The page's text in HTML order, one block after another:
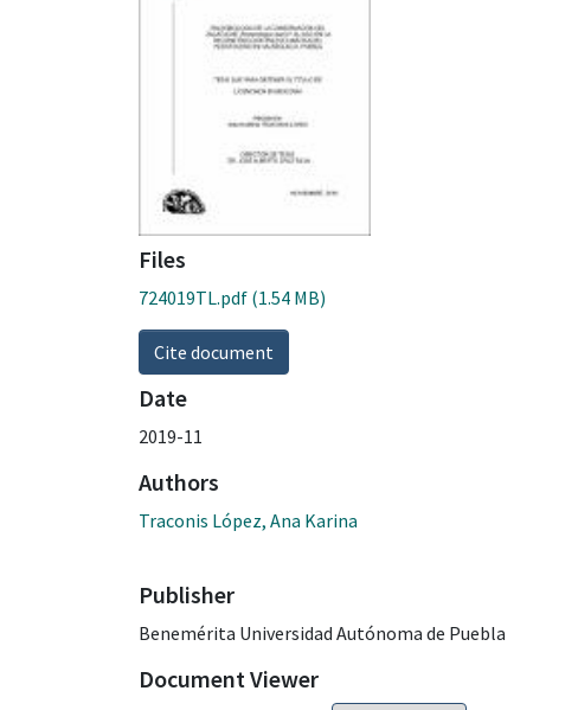
Files
724019TL.pdf (1.54 MB)
Cite document
Date
2019-11
Authors
Traconis López, Ana Karina
Publisher
Benemérita Universidad Autónoma de Puebla
Document Viewer